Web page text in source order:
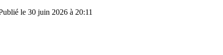
le 30 juin 2026 à 20:11